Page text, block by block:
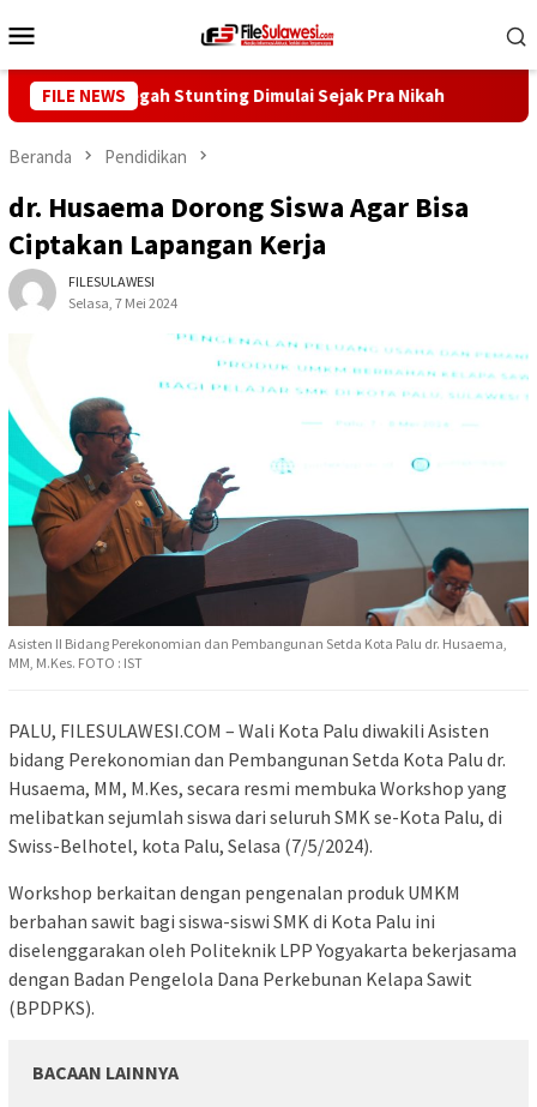
ke
Mobile
FILE NEWS
Cegah Stunting Dimulai Sejak Pra Nikah
Beranda Pendidikan
dr. Husaema Dorong Siswa Agar Bisa
Ciptakan Lapangan Kerja
FILESULAWESI
Selasa, 7 Mei 2024
Asisten II Bidang Perekonomian dan Pembangunan Setda Kota Palu dr. Husaema,
MM, M.Kes. FOTO : IST
PALU, FILESULAWESI.COM – Wali Kota Palu diwakili Asisten
bidang Perekonomian dan Pembangunan Setda Kota Palu dr.
Husaema, MM, M.Kes, secara resmi membuka Workshop yang
melibatkan sejumlah siswa dari seluruh SMK se-Kota Palu, di
Swiss-Belhotel, kota Palu, Selasa (7/5/2024).
Workshop berkaitan dengan pengenalan produk UMKM
berbahan sawit bagi siswa-siswi SMK di Kota Palu ini
diselenggarakan oleh Politeknik LPP Yogyakarta bekerjasama
dengan Badan Pengelola Dana Perkebunan Kelapa Sawit
(BPDPKS).
BACAAN LAINNYA